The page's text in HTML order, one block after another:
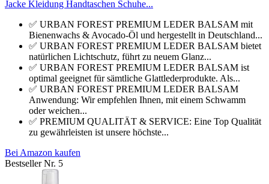
Jacke Kleidung Handtaschen Schuhe...
✅ URBAN FOREST PREMIUM LEDER BALSAM mit
Bienenwachs & Avocado-Öl und hergestellt in Deutschland...
✅ URBAN FOREST PREMIUM LEDER BALSAM bietet
natürlichen Lichtschutz, führt zu neuem Glanz...
✅ URBAN FOREST PREMIUM LEDER BALSAM ist
optimal geeignet für sämtliche Glattlederprodukte. Als...
✅ URBAN FOREST PREMIUM LEDER BALSAM
Anwendung: Wir empfehlen Ihnen, mit einem Schwamm
oder weichen...
✅ PREMIUM QUALITÄT & SERVICE: Eine Top Qualität
zu gewährleisten ist unsere höchste...
Bei Amazon kaufen
Bestseller Nr. 5